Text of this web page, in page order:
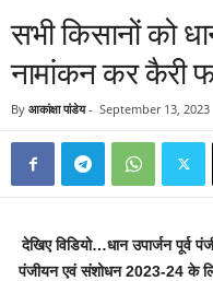
सभी किसानों को
नामांकन कर कैरी
By आकांक्षा पांडेय- September 13, 2023
देखिए विडियो…धान उपार्जन
पंजीयन एवं संशोधन 2023-24 के